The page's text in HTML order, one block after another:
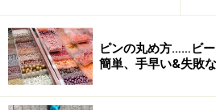
【手順1】
頭部を準備します。画像左が、出
横は、帽子や顔、ひげなどの各
ピンの丸め方……ビ
簡単、手早い&失敗な